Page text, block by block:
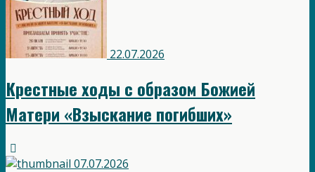
22.07.2026
Крестные ходы с образом Божией
Матери «Взыскание погибших»
07.07.2026